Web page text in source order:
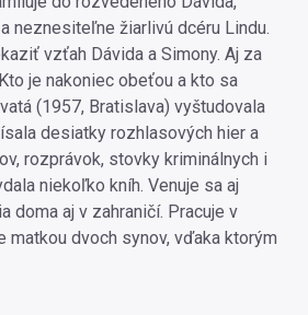
neznesiteľne žiarlivú dcéru Lindu.
vzťah Dávida a Simony. Aj za
je nakoniec obeťou a kto sa
(1957, Bratislava) vyštudovala
desiatky rozhlasových hier a
rozprávok, stovky kriminálnych i
niekoľko kníh. Venuje sa aj
doma aj v zahraničí. Pracuje v
dvoch synov, vďaka ktorým